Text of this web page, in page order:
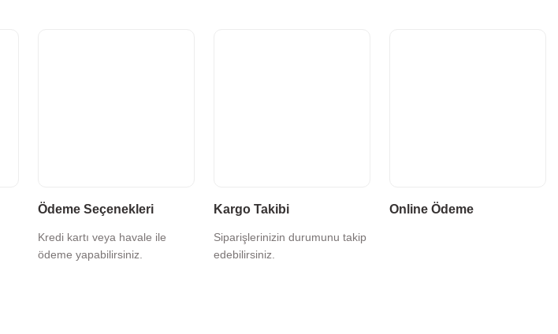
Ödeme Seçenekleri
Kredi kartı veya havale ile
ödeme yapabilirsiniz.
Kargo Takibi
Siparişlerinizin durumunu takip
edebilirsiniz.
Online Ödeme